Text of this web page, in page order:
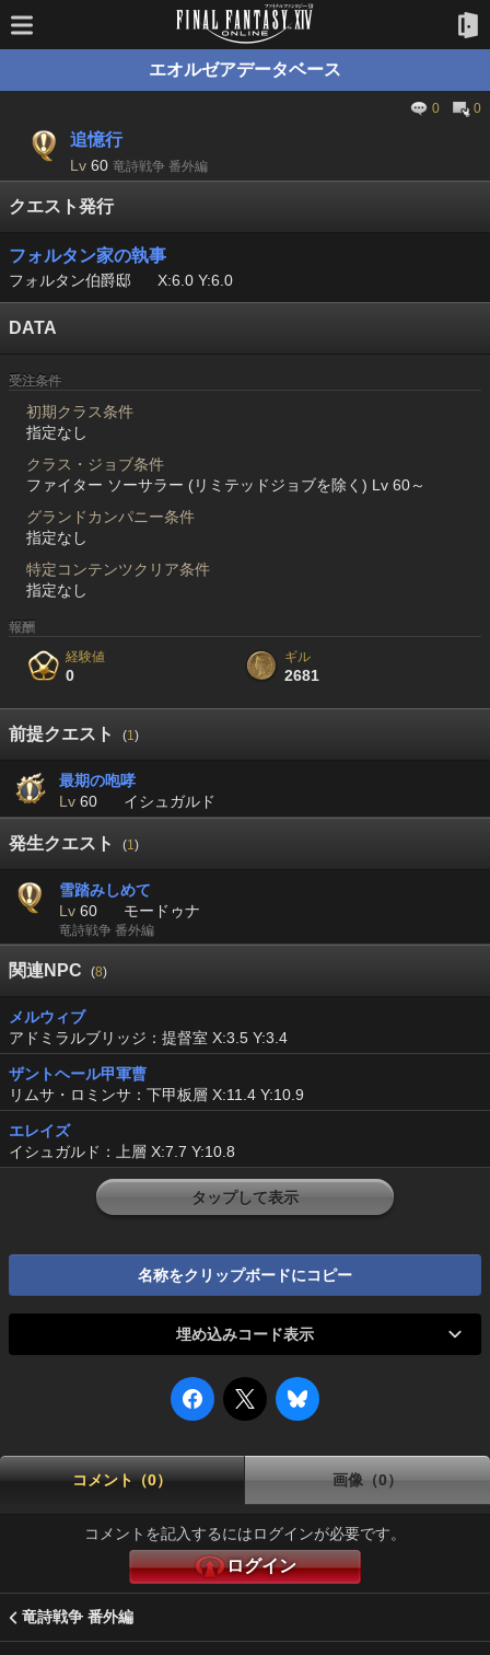
エオルゼアデータベース
0 0
追憶行
Lv 60 竜詩戦争 番外編
クエスト発行
フォルタン家の執事
フォルタン伯爵邸 X:6.0 Y:6.0
DATA
受注条件
初期クラス条件
指定なし
クラス・ジョブ条件
ファイター ソーサラー (リミテッドジョブを除く) Lv 60～
グランドカンパニー条件
指定なし
特定コンテンツクリア条件
指定なし
報酬
経験値
0
ギル
2681
前提クエスト (1)
最期の咆哮
Lv 60 イシュガルド
発生クエスト (1)
雪踏みしめて
Lv 60 モードゥナ
竜詩戦争 番外編
関連NPC (8)
メルウィブ
アドミラルブリッジ：提督室 X:3.5 Y:3.4
ザントヘール甲軍曹
リムサ・ロミンサ：下甲板層 X:11.4 Y:10.9
エレイズ
イシュガルド：上層 X:7.7 Y:10.8
タップして表示
名称をクリップボードにコピー
埋め込みコード表示
コメント（0） 画像（0）
コメントを記入するにはログインが必要です。
ログイン
竜詩戦争 番外編